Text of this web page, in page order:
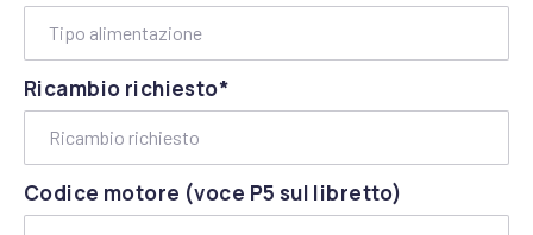
Ricambio richiesto*
Codice motore (voce P5 sul libretto)